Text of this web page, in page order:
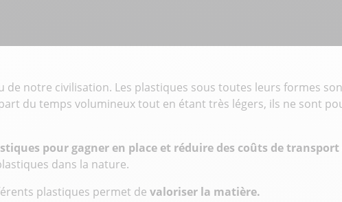
de notre civilisation. Les plastiques sous toutes leurs formes
du temps volumineux tout en étant très légers, ils ne sont
pour gagner en place et réduire des coûts de
dans la nature.
plastiques permet de valoriser la matière.